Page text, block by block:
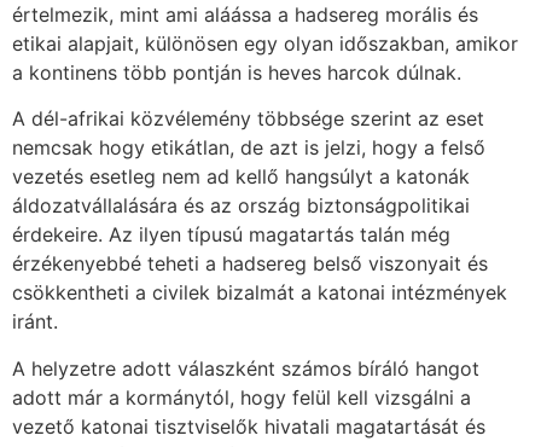
értelmezik, mint ami aláássa a hadsereg morális és
etikai alapjait, különösen egy olyan időszakban, amikor
a kontinens több pontján is heves harcok dúlnak.
A dél-afrikai közvélemény többsége szerint az eset
nemcsak hogy etikátlan, de azt is jelzi, hogy a felső
vezetés esetleg nem ad kellő hangsúlyt a katonák
áldozatvállalására és az ország biztonságpolitikai
érdekeire. Az ilyen típusú magatartás talán még
érzékenyebbé teheti a hadsereg belső viszonyait és
csökkentheti a civilek bizalmát a katonai intézmények
iránt.
A helyzetre adott válaszként számos bíráló hangot
adott már a kormánytól, hogy felül kell vizsgálni a
vezető katonai tisztviselők hivatali magatartását és